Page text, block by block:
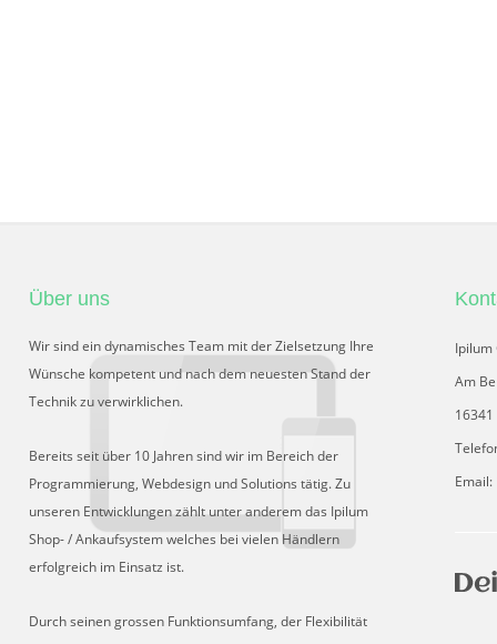
Über uns
Wir sind ein dynamisches Team mit der Zielsetzung Ihre
Wünsche kompetent und nach dem neuesten Stand der
Technik zu verwirklichen.
Bereits seit über 10 Jahren sind wir im Bereich der
Programmierung, Webdesign und Solutions tätig. Zu
unseren Entwicklungen zählt unter anderem das Ipilum
Shop- / Ankaufsystem welches bei vielen Händlern
erfolgreich im Einsatz ist.
Durch seinen grossen Funktionsumfang, der Flexibilität
Ipilum
Am